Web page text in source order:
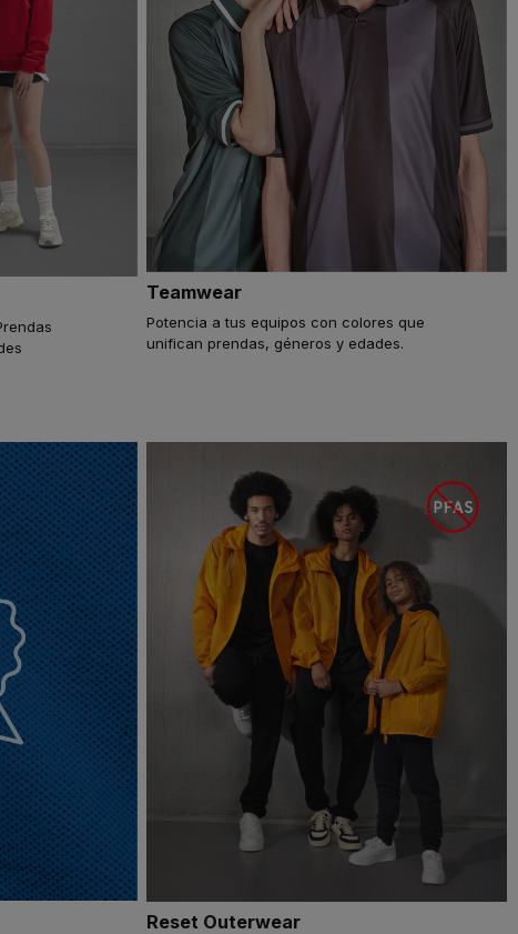
Teamwear
Potencia a tus equipos con colores que
unifican prendas, géneros y edades.
Reset Outerwear